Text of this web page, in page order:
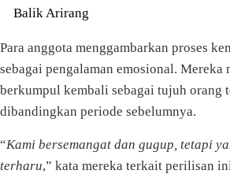
Balik Arirang
Para anggota menggambarkan proses
sebagai pengalaman emosional. Mereka
berkumpul kembali sebagai tujuh orang
dibandingkan periode sebelumnya.
“Kami bersemangat dan gugup, tetapi
terharu,” kata mereka terkait perilisan